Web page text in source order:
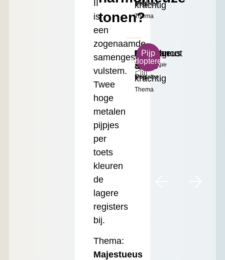
II
is
een
zogenaamde
samengestelde
vulstem.
Twee
hoge
metalen
pijpjes
per
toets
kleuren
de
lagere
registers
bij.
Thema:
Majestueus
tonen?
krachtig
Thema
Register
Prijs
B
Toonhoogte
Majestueus
&
krachtig
Thema
Dulciaan
8'
Register
Middelgroot
Formaat
€
35.00
Prijs
Pijp
adopteren